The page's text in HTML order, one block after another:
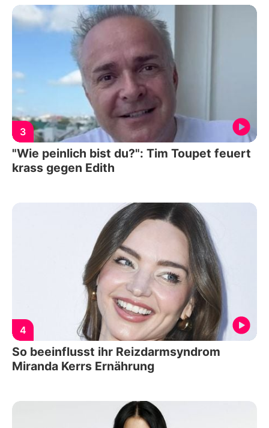
3
"Wie peinlich bist du?": Tim Toupet feuert
krass gegen Edith
4
So beeinflusst ihr Reizdarmsyndrom
Miranda Kerrs Ernährung